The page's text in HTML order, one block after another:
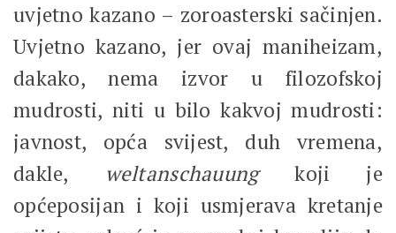
uvjetno kazano – zoroasterski sačinjen.
Uvjetno kazano, jer ovaj maniheizam,
dakako, nema izvor u filozofskoj
mudrosti, niti u bilo kakvoj mudrosti:
javnost, opća svijest, duh vremena,
dakle, weltanschauungkoji je
općeposijan i koji usmjerava kretanje